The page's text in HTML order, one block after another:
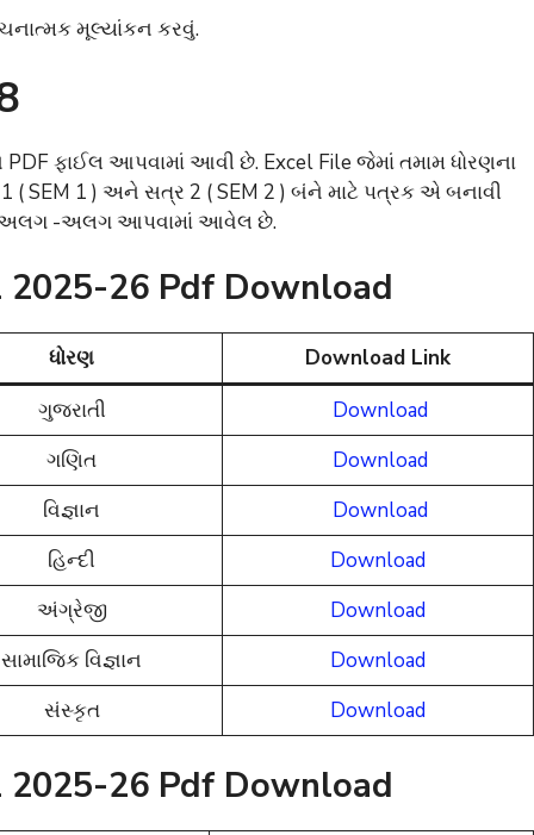
મૂલ્યાંકન કરવું.
ફાઈલ આપવામાં આવી છે. Excel File જેમાં તમામ ધોરણના
( SEM 1 ) અને સત્ર 2 ( SEM 2 ) બંને માટે પત્રક એ બનાવી
અલગ -અલગ આપવામાં આવેલ છે.
26 Pdf Download
ધોરણ Download Link
ગુજરાતી
Download
ગણિત
Download
વિજ્ઞાન
Download
હિન્દી
Download
અંગ્રેજી
Download
સામાજિક વિજ્ઞાન
Download
સંસ્કૃત
Download
26 Pdf Download